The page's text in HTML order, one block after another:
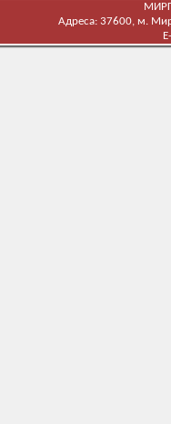
Адреса: 37600, м.